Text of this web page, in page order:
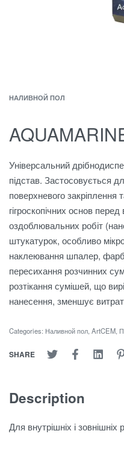
НАЛИВНОЙ ПОЛ
Універсальний
підстав. Застосовується
поверхневого
гігроскопічних основ
оздоблювальних робіт
штукатурок, особливо
наклеювання шпалер,
пересихання розчинних
розтікання сумішей, що
нанесення, зменшує
Categories: Наливной пол, ArtCEM,
SHARE
Description
Для внутрішніх і зовнішніх